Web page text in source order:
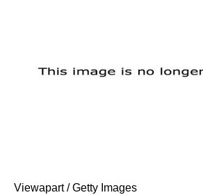
Viewapart / Getty Images